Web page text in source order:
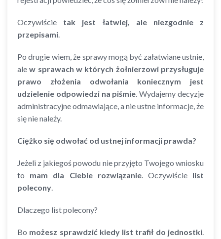
Oczywiście tak jest łatwiej, ale niezgodnie z
przepisami
Po drugie wiem, że sprawy mogą być załatwiane ustnie,
alew sprawach w których żołnierzowi przysługuje
prawo złożenia odwołania koniecznym jest
udzielenie odpowiedzi na piśmie . Wydajemy decyzje
administracyjne odmawiające, a nie ustne informacje, że
się nie należy.
Ciężko się odwołać od ustnej informacji prawda?
Jeżeli z jakiegoś powodu nie przyjęto Twojego wniosku
to mam dla Ciebie rozwiązanie. Oczywiścielist
polecony
Dlaczego list polecony?
Bo możesz sprawdzić kiedy list trafił do jednostki